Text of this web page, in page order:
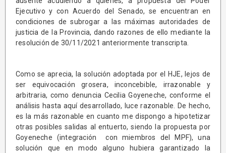
Ejecutivo y con Acuerdo del Senado, se encuentran en
condiciones de subrogar a las máximas autoridades de
justicia de la Provincia, dando razones de ello mediante la
resolución de 30/11/2021 anteriormente transcripta.
Como se aprecia, la solución adoptada por el HJE, lejos de
ser equivocación grosera, inconcebible, irrazonable y
arbitraria, como denuncia Cecilia Goyeneche, conforme el
análisis hasta aquí desarrollado, luce razonable. De hecho,
es la más razonable en cuanto me dispongo a hipotetizar
otras posibles salidas al entuerto, siendo la propuesta por
Goyeneche (integración con miembros del MPF), una
solución que en modo alguno hubiera garantizado la